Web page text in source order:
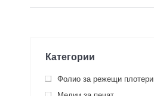
Категории
Фолио за режещи плотери